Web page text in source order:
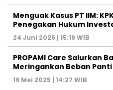
Menguak Kasus PT IIM:
Penegakan Hukum
24 Juni 2025 | 15:19 WIB
PROPAMI Care Salurkan
Meringankan Beban
19 Mei 2025 | 14:27 WIB